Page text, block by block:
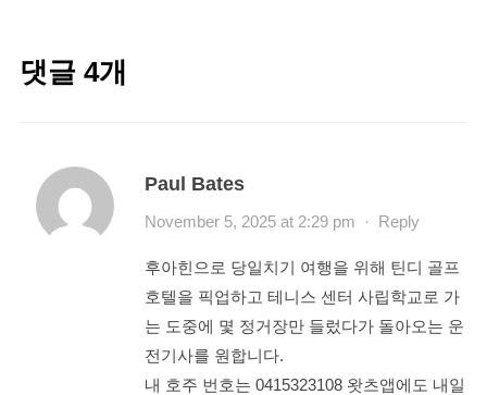
댓글 4개
Paul Bates
November 5, 2025 at 2:29 pm · Reply
후아힌으로 당일치기 여행을 위해 틴디 골프
호텔을 픽업하고 테니스 센터 사립학교로 가
는 도중에 몇 정거장만 들렀다가 돌아오는 운
전기사를 원합니다.
내 호주 번호는 0415323108 왓츠앱에도 내일